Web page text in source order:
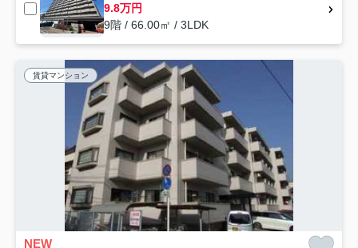
9.8万円
9階 / 66.00㎡ / 3LDK
賃貸マンション
NEW